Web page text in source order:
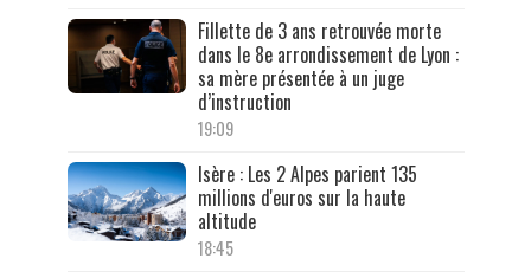
Fillette de 3 ans retrouvée morte
dans le 8e arrondissement de Lyon :
sa mère présentée à un juge
d’instruction
19:09
Isère : Les 2 Alpes parient 135
millions d'euros sur la haute
altitude
18:45